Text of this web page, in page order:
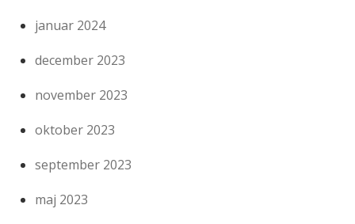
januar 2024
december 2023
november 2023
oktober 2023
september 2023
maj 2023